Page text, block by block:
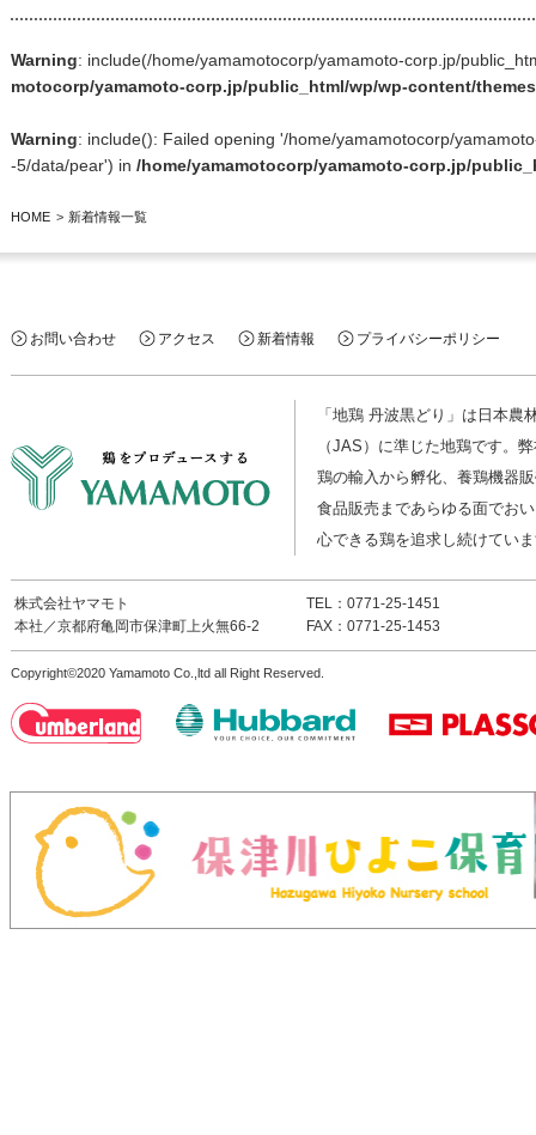
Warning: include(/home/yamamotocorp/yamamoto-corp.jp/
motocorp/yamamoto-corp.jp/public_html/wp/wp-content/
Warning: include(): Failed opening '/home/yamamotocorp/
-5/data/pear') in /home/yamamotocorp/yamamoto-corp.jp/
HOME 新着情報一覧
お問い合わせ アクセス 新着情報 プライバシーポリシー
「地鶏 丹波黒どり」は日本農
（JAS）に準じた地鶏です。
鶏の輸入から孵化、養鶏機器
食品販売まであらゆる面でお
心できる鶏を追求し続けてい
株式会社ヤマモト
本社／京都府亀岡市保津町上火無66-2
TEL：0771-25-1451
FAX：0771-25-1453
Copyright©2020 Yamamoto Co.,ltd all Right Reserved.